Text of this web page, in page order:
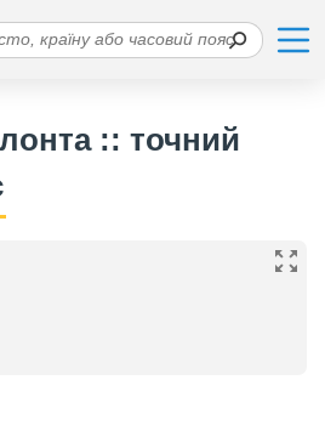
:: точний